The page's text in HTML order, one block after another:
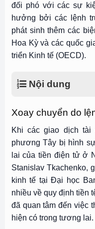
đối phó với các sự
hưởng bởi các lệnh
phát sinh thêm các
Hoa Kỳ và các quốc
triển Kinh tế (OECD).
Nội dung
Xoay chuyển do
Khi các giao dịch
phương Tây bị hình
lai của tiền điện tử ở
Stanislav Tkachenko,
kinh tế tại Đại học
nhiều về quy định tiền
đã quan tâm đến việc
hiện có trong tương lai.